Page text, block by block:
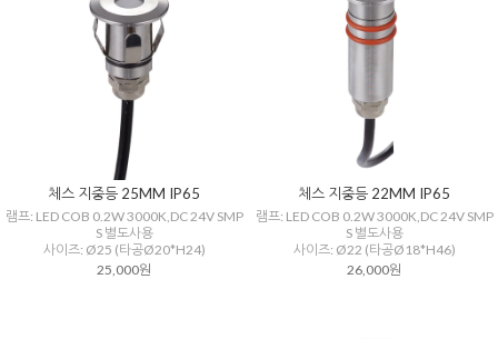
체스 지중등 25MM IP65
램프: LED COB 0.2W 3000K,DC 24V SMP
S 별도사용
사이즈: Ø25 (타공Ø20*H24)
25,000원
체스 지중등 22MM IP65
램프: LED COB 0.2W 3000K,DC 24V SMP
S 별도사용
사이즈: Ø22 (타공Ø18*H46)
26,000원